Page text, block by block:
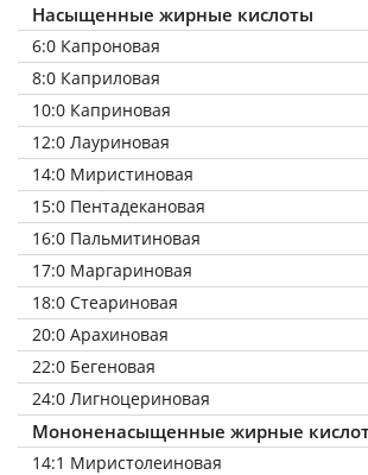
Насыщенные жирные кислоты
6:0 Капроновая
8:0 Каприловая
10:0 Каприновая
12:0 Лауриновая
14:0 Миристиновая
15:0 Пентадекановая
16:0 Пальмитиновая
17:0 Маргариновая
18:0 Стеариновая
20:0 Арахиновая
22:0 Бегеновая
24:0 Лигноцериновая
Мононенасыщенные жирные
14:1 Миристолеиновая